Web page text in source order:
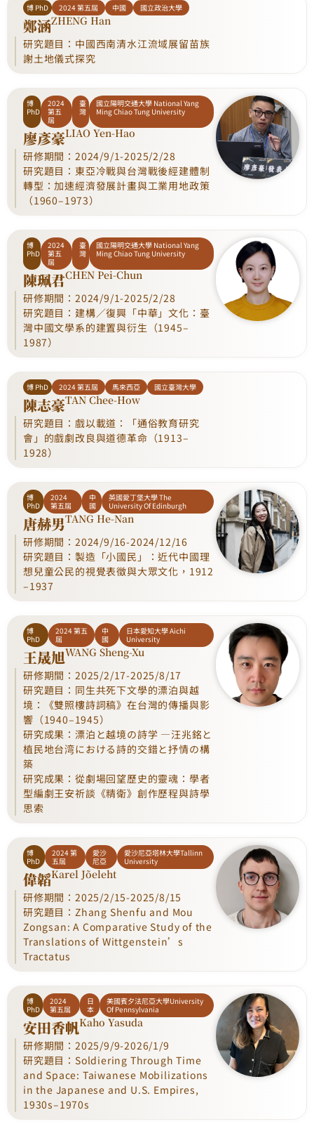
博 PhD 2024 第五屆 中國 國立政治大學
鄭涵ZHENG Han
研究題目：中國西南清水江流域展留苗族
謝土地儀式探究
博
PhD
2024
第五
屆
臺
灣
國立陽明交通大學 National Yang
Ming Chiao Tung University
廖彥豪LIAO Yen-Hao
研修期間：2024/9/1-2025/2/28
研究題目：東亞冷戰與台灣戰後經建體制
轉型：加速經濟發展計畫與工業用地政策
（1960–1973）
博
PhD
2024
第五
屆
臺
灣
國立陽明交通大學 National Yang
Ming Chiao Tung University
陳珮君CHEN Pei-Chun
研修期間：2024/9/1-2025/2/28
研究題目：建構／復興「中華」文化：臺
灣中國文學系的建置與衍生（1945–
1987）
博 PhD 2024 第五屆 馬來西亞 國立臺灣大學
陳志豪TAN Chee-How
研究題目：戲以載道：「通俗教育研究
會」的戲劇改良與道德革命（1913–
1928）
博
PhD
2024
第五屆
中
國
英國愛丁堡大學 The
University Of Edinburgh
唐赫男TANG He-Nan
研修期間：2024/9/16-2024/12/16
研究題目：製造「小國民」：近代中國理
想兒童公民的視覺表徵與大眾文化，1912
–1937
博
PhD
2024 第五
屆
中
國
日本愛知大學 Aichi
University
王晟旭WANG Sheng-Xu
研修期間：2025/2/17-2025/8/17
研究題目：同生共死下文學的漂泊與越
境：《雙照樓詩詞稿》在台灣的傳播與影
響（1940–1945）
研究成果：漂泊と越境の詩学 ―汪兆銘と
植民地台湾における詩的交錯と抒情の構
築
研究成果：從劇場回望歷史的靈魂：學者
型編劇王安祈談《精衛》創作歷程與詩學
思索
博
PhD
2024 第
五屆
愛沙
尼亞
愛沙尼亞塔林大學Tallinn
University
偉韜Karel Jõeleht
研修期間：2025/2/15-2025/8/15
研究題目：Zhang Shenfu and Mou
Zongsan: A Comparative Study of the
Translations of Wittgenstein’s
Tractatus
博
PhD
2024
第五屆
日
本
美國賓夕法尼亞大學University
Of Pennsylvania
安田香帆Kaho Yasuda
研修期間：2025/9/9-2026/1/9
研究題目：Soldiering Through Time
and Space: Taiwanese Mobilizations
in the Japanese and U.S. Empires,
1930s–1970s